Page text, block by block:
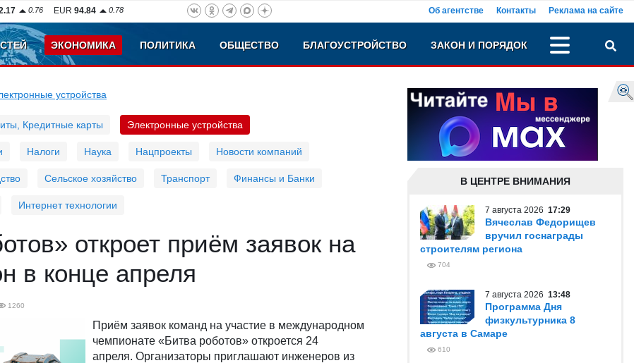
0.76 EUR 94.84 0.78 Об агентстве Контакты Реклама на сайте
ЭКОНОМИКА ПОЛИТИКА ОБЩЕСТВО БЛАГОУСТРОЙСТВО ЗАКОН И ПОРЯДОК
устройства
Кредитные карты Электронные устройства
Налоги Наука Нацпроекты Новости компаний
Сельское хозяйство Транспорт Финансы и Банки
Интернет технологии
откроет приём заявок на
в конце апреля
1260
Приём заявок команд на участие в международном
чемпионате «Битва роботов» откроется 24
апреля. Организаторы приглашают инженеров из
В ЦЕНТРЕ ВНИМАНИЯ
7 августа 2026 17:29
Вячеслав Федорищев
вручил госнаграды
строителям региона
704
7 августа 2026 13:48
Программа Дня
физкультурника 8
августа в Самаре
610